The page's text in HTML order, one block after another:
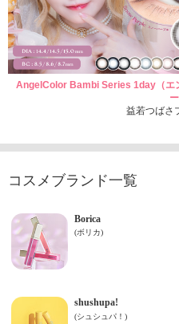
AngelColor Bambi Series 1day（エ
ー
益若つばさ
コスメブランド一覧